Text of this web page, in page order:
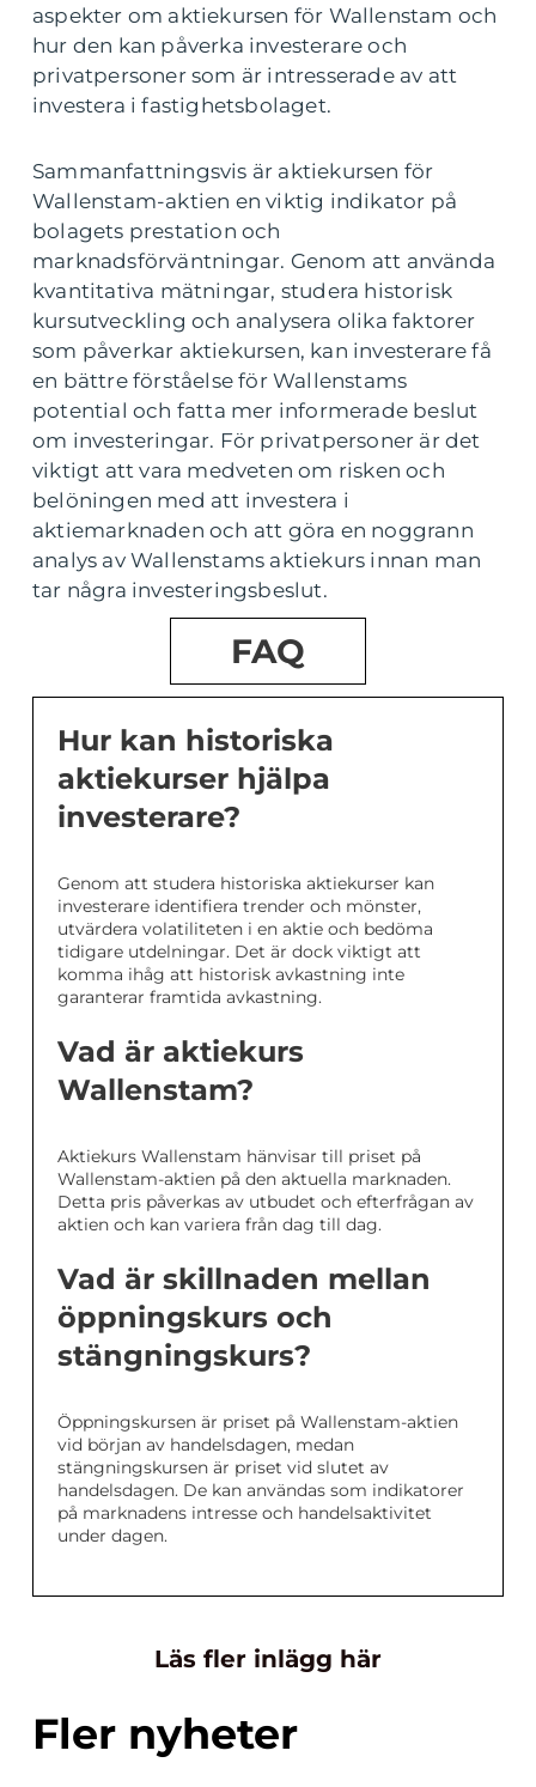
aspekter om aktiekursen för Wallenstam och
hur den kan påverka investerare och
privatpersoner som är intresserade av att
investera i fastighetsbolaget.
Sammanfattningsvis är aktiekursen för
Wallenstam-aktien en viktig indikator på
bolagets prestation och
marknadsförväntningar. Genom att använda
kvantitativa mätningar, studera historisk
kursutveckling och analysera olika faktorer
som påverkar aktiekursen, kan investerare få
en bättre förståelse för Wallenstams
potential och fatta mer informerade beslut
om investeringar. För privatpersoner är det
viktigt att vara medveten om risken och
belöningen med att investera i
aktiemarknaden och att göra en noggrann
analys av Wallenstams aktiekurs innan man
tar några investeringsbeslut.
FAQ
Hur kan historiska
aktiekurser hjälpa
investerare?
Genom att studera historiska aktiekurser kan
investerare identifiera trender och mönster,
utvärdera volatiliteten i en aktie och bedöma
tidigare utdelningar. Det är dock viktigt att
komma ihåg att historisk avkastning inte
garanterar framtida avkastning.
Vad är aktiekurs
Wallenstam?
Aktiekurs Wallenstam hänvisar till priset på
Wallenstam-aktien på den aktuella marknaden.
Detta pris påverkas av utbudet och efterfrågan av
aktien och kan variera från dag till dag.
Vad är skillnaden mellan
öppningskurs och
stängningskurs?
Öppningskursen är priset på Wallenstam-aktien
vid början av handelsdagen, medan
stängningskursen är priset vid slutet av
handelsdagen. De kan användas som indikatorer
på marknadens intresse och handelsaktivitet
under dagen.
Läs fler inlägg här
Fler nyheter